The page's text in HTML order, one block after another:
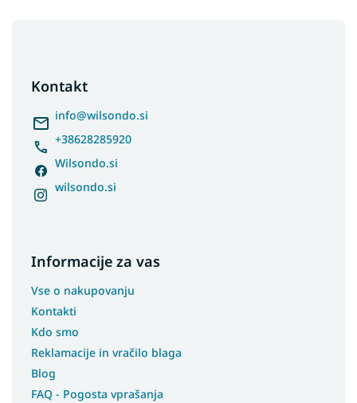
Kontakt
info@wilsondo.si
+38628285920
Wilsondo.si
wilsondo.si
Informacije za vas
Vse o nakupovanju
Kontakti
Kdo smo
Reklamacije in vračilo blaga
Blog
FAQ - Pogosta vprašanja